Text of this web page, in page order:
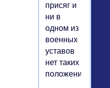
присяг и
ни в
одном из
военных
уставов
нет таких
положений: